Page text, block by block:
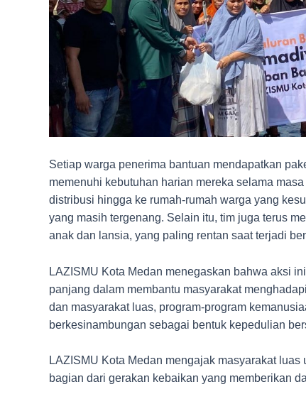
Setiap warga penerima bantuan mendapatkan
memenuhi kebutuhan harian mereka selama
distribusi hingga ke rumah-rumah warga yang
yang masih tergenang. Selain itu, tim juga terus
anak dan lansia, yang paling rentan saat terjadi
LAZISMU Kota Medan menegaskan bahwa aksi
panjang dalam membantu masyarakat
dan masyarakat luas, program-program
berkesinambungan sebagai bentuk kepedulian
LAZISMU Kota Medan mengajak masyarakat
bagian dari gerakan kebaikan yang memberikan